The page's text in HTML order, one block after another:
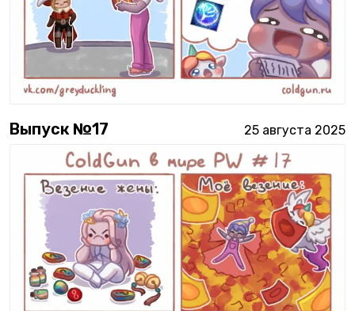
Выпуск №17 25 августа 2025